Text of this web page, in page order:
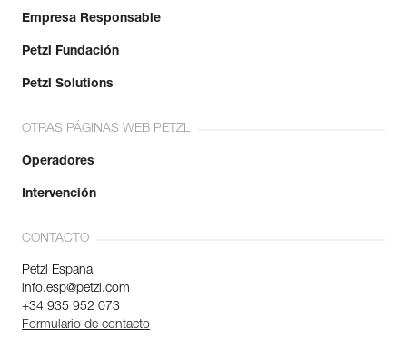
Empresa Responsable
Petzl Fundación
Petzl Solutions
OTRAS PÁGINAS WEB PETZL
Operadores
Intervención
CONTACTO
Petzl Espana
info.esp@petzl.com
+34 935 952 073
Formulario de contacto